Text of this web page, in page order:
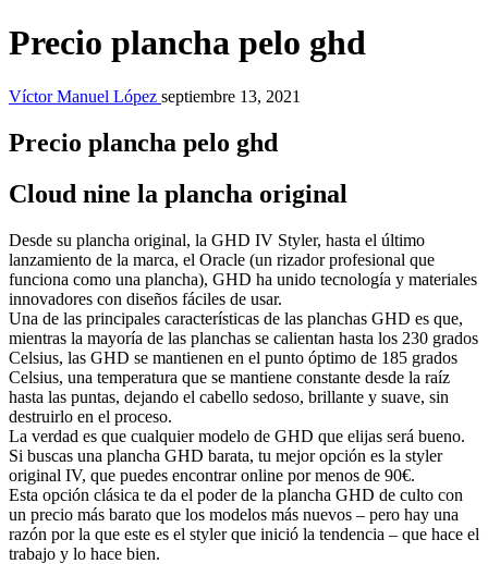
Precio plancha pelo ghd
Víctor Manuel López septiembre 13, 2021
Precio plancha pelo ghd
Cloud nine la plancha original
Desde su plancha original, la GHD IV Styler, hasta el último
lanzamiento de la marca, el Oracle (un rizador profesional que
funciona como una plancha), GHD ha unido tecnología y materiales
innovadores con diseños fáciles de usar.
Una de las principales características de las planchas GHD es que,
mientras la mayoría de las planchas se calientan hasta los 230 grados
Celsius, las GHD se mantienen en el punto óptimo de 185 grados
Celsius, una temperatura que se mantiene constante desde la raíz
hasta las puntas, dejando el cabello sedoso, brillante y suave, sin
destruirlo en el proceso.
La verdad es que cualquier modelo de GHD que elijas será bueno.
Si buscas una plancha GHD barata, tu mejor opción es la styler
original IV, que puedes encontrar online por menos de 90€.
Esta opción clásica te da el poder de la plancha GHD de culto con
un precio más barato que los modelos más nuevos – pero hay una
razón por la que este es el styler que inició la tendencia – que hace el
trabajo y lo hace bien.